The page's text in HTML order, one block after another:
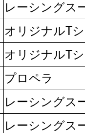
レーシングス
オリジナルT
オリジナルT
プロペラ
レーシングス
レーシングス